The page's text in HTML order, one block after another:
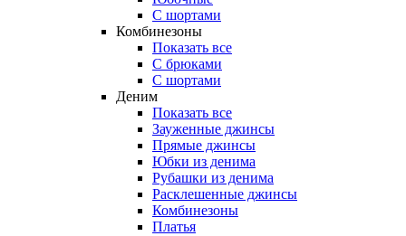
С шортами
Комбинезоны
Показать все
С брюками
С шортами
Деним
Показать все
Зауженные джинсы
Прямые джинсы
Юбки из денима
Рубашки из денима
Расклешенные джинсы
Комбинезоны
Платья